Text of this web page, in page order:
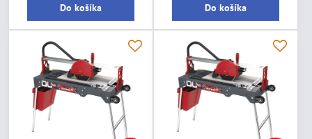
Do košíka Do košíka